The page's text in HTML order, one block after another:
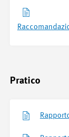
Pratico